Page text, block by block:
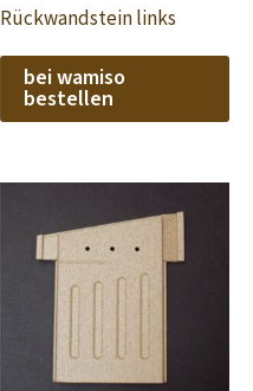
Rückwandstein links
bei wamiso
bestellen